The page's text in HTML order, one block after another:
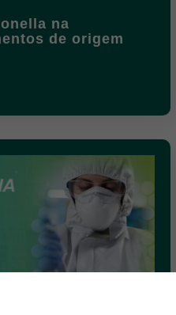
na
de origem